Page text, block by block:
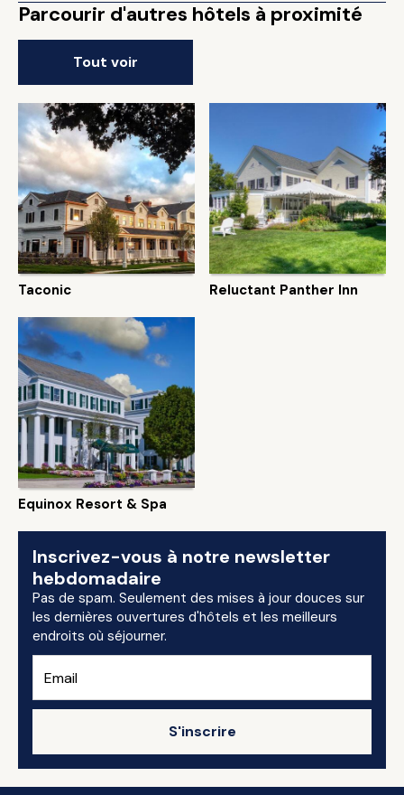
Parcourir d'autres hôtels à proximité
Tout voir
Taconic Reluctant Panther Inn
Equinox Resort & Spa
Inscrivez-vous à notre newsletter
hebdomadaire
Pas de spam. Seulement des mises à jour douces sur
les dernières ouvertures d'hôtels et les meilleurs
endroits où séjourner.
S'inscrire